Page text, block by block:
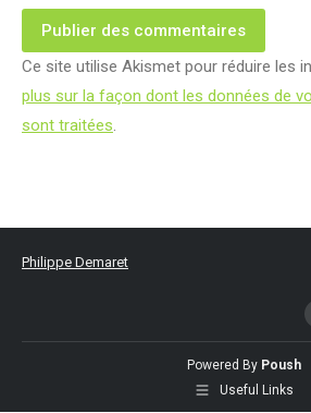
Publier des commentaires
Ce site utilise Akismet pour réduire les
plus sur la façon dont les données de
sont traitées.
Philippe Demaret
Powered By Poush
Useful Links